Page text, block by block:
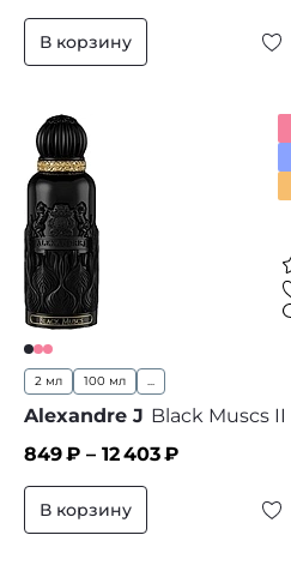
В корзину
2 мл 100 мл ...
Alexandre J Black Muscs II
849₽ – 12 403₽
В корзину